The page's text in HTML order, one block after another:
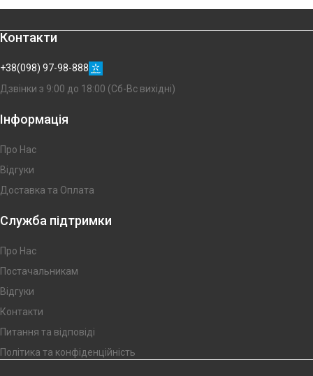
Контакти
+38(098) 97-98-888
Дзвінки з 9:00 до 18:00 (Сб-Вс вихідні)
Інформація
Про Нас
Відгуки
Доставка та Оплата
Служба підтримки
Про Нас
Постачальникам
Відгуки
Контакти
Питання та відповіді
Політика та конфіденційність